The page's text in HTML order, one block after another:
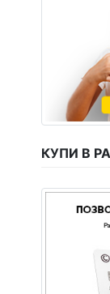
КУПИ В